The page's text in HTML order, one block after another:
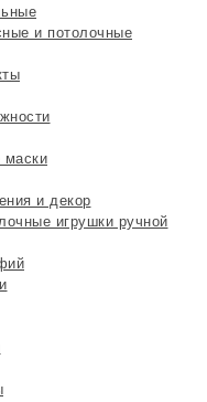
и потолочные
маски
и декор
игрушки ручной